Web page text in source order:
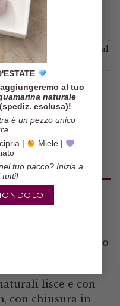
al tuo
naturale
esclusa)!
è un pezzo unico
|
Miele |
tuo pacco? Inizia a
tutti!
pietre
Bracciali Minimal
,bracciale perle
bianche
Chicco di Riso
lisce e con
con chiusura in